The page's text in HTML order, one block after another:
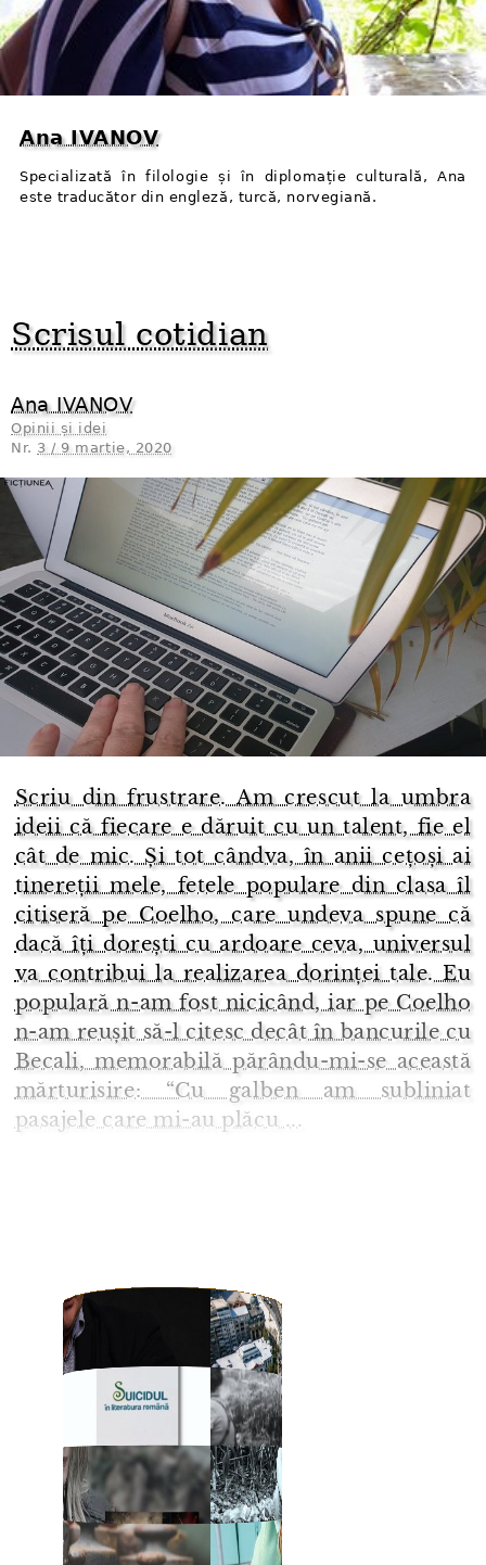
Ana IVANOV
Specializată în filologie și în diplomație culturală, Ana
este traducător din engleză, turcă, norvegiană.
Scrisul cotidian
Ana IVANOV
Opinii și idei
Nr. 3 / 9 martie, 2020
Scriu din frustrare. Am crescut la umbra
ideii că fiecare e dăruit cu un talent, fie el
cât de mic. Și tot cândva, în anii cețoși ai
tinereții mele, fetele populare din clasa îl
citiseră pe Coelho, care undeva spune că
dacă îți dorești cu ardoare ceva, universul
va contribui la realizarea dorinței tale. Eu
populară n-am fost nicicând, iar pe Coelho
n-am reușit să-l citesc decât în bancurile cu
Becali, memorabilă părându-mi-se această
mărturisire: “Cu galben am subliniat
pasajele care mi-au plăcu ...